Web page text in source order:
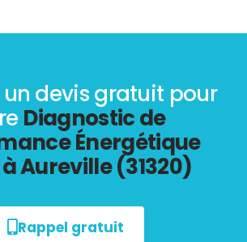
un devis gratuit pour
Diagnostic de
Énergétique
à Aureville (31320)
Rappel gratuit